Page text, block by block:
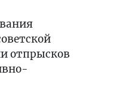
отпрысков